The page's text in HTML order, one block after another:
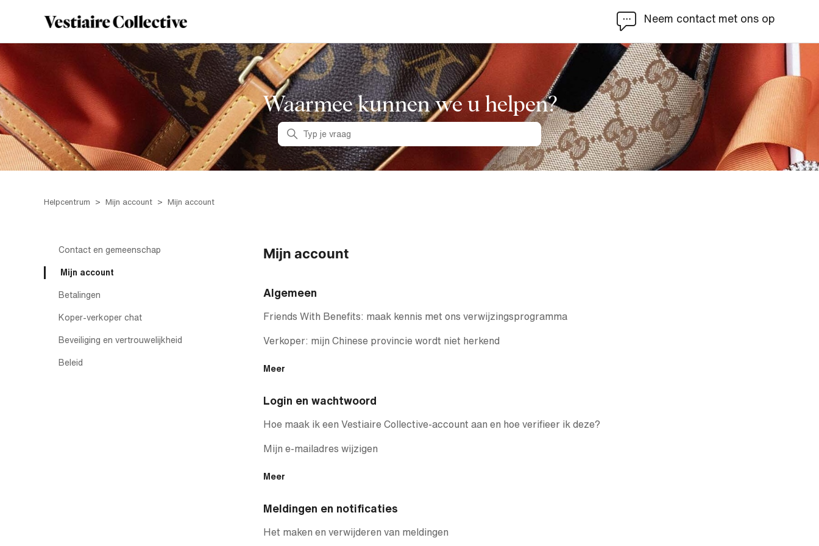
Neem contact met ons op
Waarmee kunnen we u helpen?
Zoeken
Helpcentrum Mijn account Mijn account
Contact en gemeenschap
Mijn account
Betalingen
Koper-verkoper chat
Beveiliging en vertrouwelijkheid
Beleid
Algemeen
Friends With Benefits: maak kennis met ons verwijzingsprogramma
Verkoper: mijn Chinese provincie wordt niet herkend
Meer
Login en wachtwoord
Hoe maak ik een Vestiaire Collective-account aan en hoe verifieer ik deze?
Mijn e-mailadres wijzigen
Meer
Meldingen en notificaties
Het maken en verwijderen van meldingen
Mijn account